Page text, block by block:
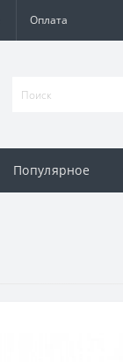
Оплата
Популярное